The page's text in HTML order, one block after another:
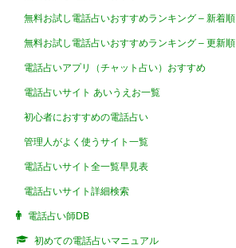
無料お試し電話占いおすすめランキング – 新着順
無料お試し電話占いおすすめランキング – 更新順
電話占いアプリ（チャット占い）おすすめ
電話占いサイト あいうえお一覧
初心者におすすめの電話占い
管理人がよく使うサイト一覧
電話占いサイト全一覧早見表
電話占いサイト詳細検索
電話占い師DB
初めての電話占いマニュアル